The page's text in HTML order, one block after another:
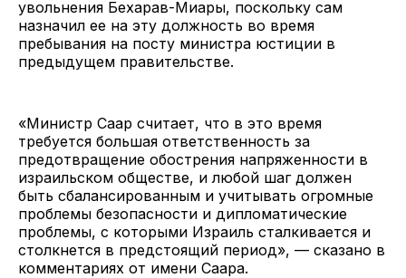
увольнения Бехарав-Миары, поскольку сам
назначил ее на эту должность во время
пребывания на посту министра юстиции в
предыдущем правительстве.
«Министр Саар считает, что в это время
требуется большая ответственность за
предотвращение обострения напряженности в
израильском обществе, и любой шаг должен
быть сбалансированным и учитывать огромные
проблемы безопасности и дипломатические
проблемы, с которыми Израиль сталкивается и
столкнется в предстоящий период», — сказано в
комментариях от имени Саара.